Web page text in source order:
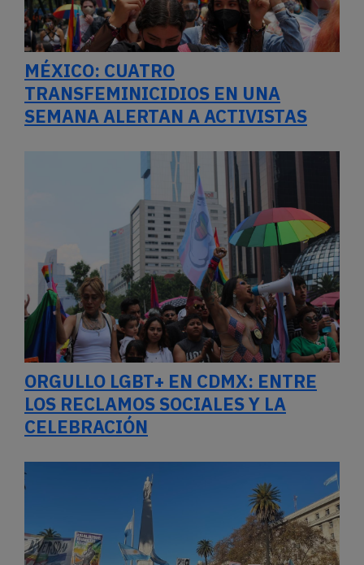
MÉXICO: CUATRO
TRANSFEMINICIDIOS EN UNA
SEMANA ALERTAN A ACTIVISTAS
ORGULLO LGBT+ EN CDMX: ENTRE
LOS RECLAMOS SOCIALES Y LA
CELEBRACIÓN